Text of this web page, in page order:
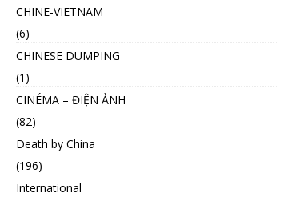
CHINE-VIETNAM
(6)
CHINESE DUMPING
(1)
CINÉMA – ĐIỆN ẢNH
(82)
Death by China
(196)
International